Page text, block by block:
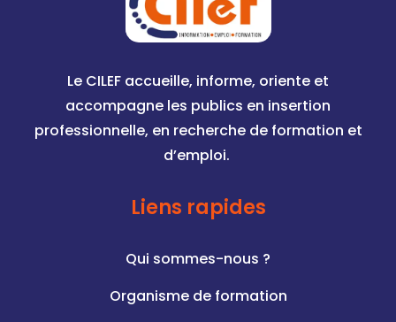
Le CILEF accueille, informe, oriente et
accompagne les publics en insertion
professionnelle, en recherche de formation et
d’emploi.
Liens rapides
Qui sommes-nous ?
Organisme de formation